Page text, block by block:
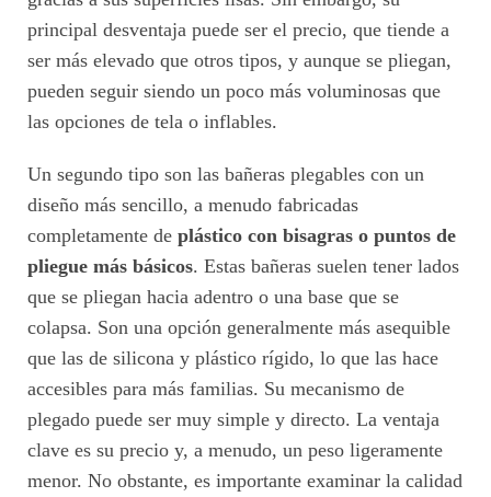
principal desventaja puede ser el precio, que tiende a
ser más elevado que otros tipos, y aunque se pliegan,
pueden seguir siendo un poco más voluminosas que
las opciones de tela o inflables.
Un segundo tipo son las bañeras plegables con un
diseño más sencillo, a menudo fabricadas
completamente de plástico con bisagras o puntos de
pliegue más básicos. Estas bañeras suelen tener lados
que se pliegan hacia adentro o una base que se
colapsa. Son una opción generalmente más asequible
que las de silicona y plástico rígido, lo que las hace
accesibles para más familias. Su mecanismo de
plegado puede ser muy simple y directo. La ventaja
clave es su precio y, a menudo, un peso ligeramente
menor. No obstante, es importante examinar la calidad